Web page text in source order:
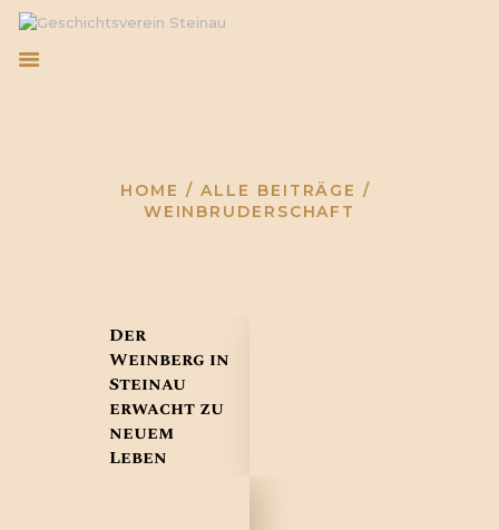
HOME
ALLE BEITRÄGE
WEINBRUDERSCHAFT
WEINBRUDERSCHAFT
BLOG
Der
Weinberg in
Steinau
erwacht zu
neuem
Leben